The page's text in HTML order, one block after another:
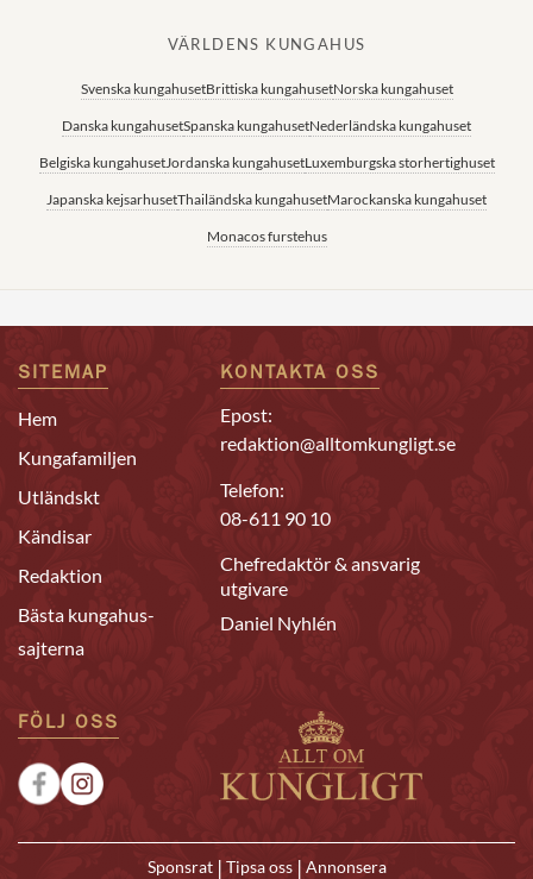
VÄRLDENS KUNGAHUS
Svenska kungahusetBrittiska kungahusetNorska kungahuset
Danska kungahusetSpanska kungahusetNederländska kungahuset
Belgiska kungahusetJordanska kungahusetLuxemburgska storhertighuset
Japanska kejsarhusetThailändska kungahusetMarockanska kungahuset
Monacos furstehus
SITEMAP
Hem
Kungafamiljen
Utländskt
Kändisar
Redaktion
Bästa kungahus-
sajterna
KONTAKTA OSS
Epost:
redaktion@alltomkungligt.se
Telefon:
08-611 90 10
Chefredaktör & ansvarig
utgivare
Daniel Nyhlén
FÖLJ OSS
Sponsrat | Tipsa oss | Annonsera